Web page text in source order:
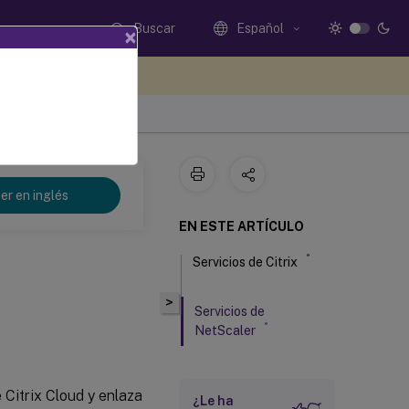
Buscar Español
en inglés
Cloud y enlaza
>
EN ESTE ARTÍCULO
Servicios de Citrix ®
Servicios de
NetScaler
®
¿Le ha
×